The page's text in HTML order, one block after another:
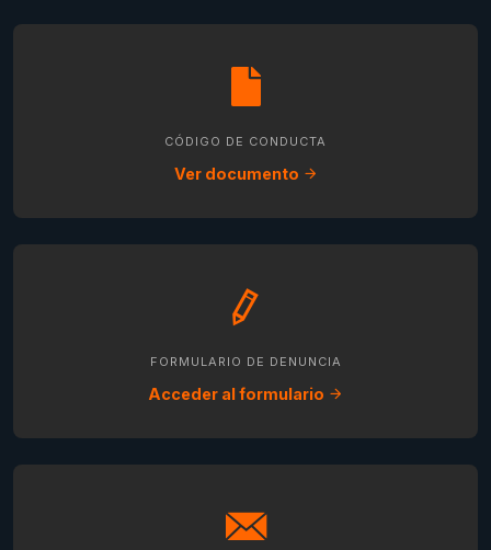
CÓDIGO DE CONDUCTA
Ver documento
FORMULARIO DE DENUNCIA
Acceder al formulario